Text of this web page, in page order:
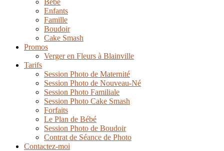
Bébé
Enfants
Famille
Boudoir
Cake Smash
Promos
Verger en Fleurs à Blainville
Tarifs
Session Photo de Maternité
Session Photo de Nouveau-Né
Session Photo Familiale
Session Photo Cake Smash
Forfaits
Le Plan de Bébé
Session Photo de Boudoir
Contrat de Séance de Photo
Contactez-moi